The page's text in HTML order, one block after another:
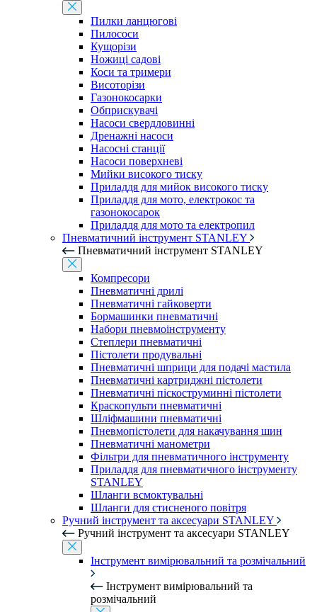
Пилки ланцюгові
Пилососи
Кущорізи
Ножиці садові
Коси та тримери
Висоторізи
Газонокосарки
Обприскувачі
Насоси свердловинні
Дренажні насоси
Насосні станції
Насоси поверхневі
Мийки високого тиску
Приладдя для мийок високого тиску
Приладдя для мото, електрокос та
газонокосарок
Приладдя для мото та електропил
Пневматичний інструмент STANLEY
Пневматичний інструмент STANLEY
Компресори
Пневматичні дрилі
Пневматичні гайковерти
Бормашинки пневматичні
Набори пневмоінструменту
Степлери пневматичні
Пістолети продувальні
Пневматичні шприци для подачі мастила
Пневматичні картриджні пістолети
Пневматичні піскоструминні пістолети
Краскопульти пневматичні
Шліфмашини пневматичні
Пневмопістолети для накачування шин
Пневматичні манометри
Фільтри для пневматичного інструменту
Приладдя для пневматичного інструменту
STANLEY
Шланги всмоктувальні
Шланги для стисненого повітря
Ручний інструмент та аксесуари STANLEY
Ручний інструмент та аксесуари STANLEY
Інструмент вимірювальний та розмічальний
Інструмент вимірювальний та
розмічальний